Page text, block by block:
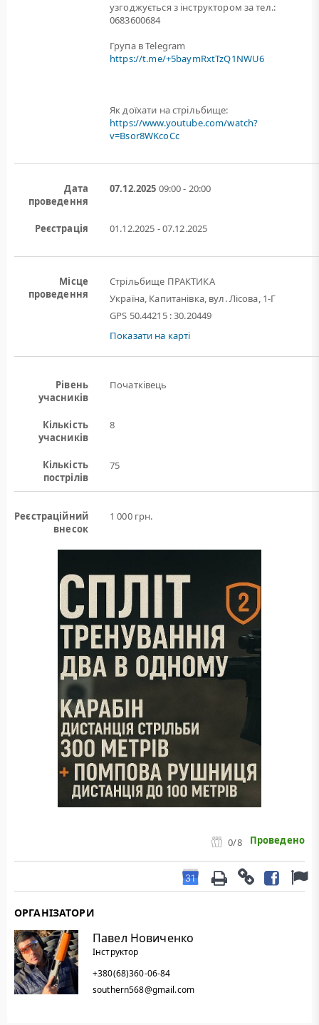
узгоджується з інструктором за тел.:
0683600684
Група в Telegram
https://t.me/+5baymRxtTzQ1NWU6
Як доїхати на стрільбище:
https://www.youtube.com/watch?
v=Bsor8WKcoCc
Дата
проведення
07.12.2025 09:00 - 20:00
Реєстрація 01.12.2025 - 07.12.2025
Місце
проведення
Стрільбище ПРАКТИКА
Україна, Капитанівка, вул. Лісова, 1-Г
GPS 50.44215 : 30.20449
Показати на карті
Рівень
учасників
Початківець
Кількість
учасників
8
Кількість
пострілів
75
Реєстраційний
внесок
1 000 грн.
0/8 Проведено
ОРГАНІЗАТОРИ
Павел Новиченко
Інструктор
+380(68)360-06-84
southern568@gmail.com